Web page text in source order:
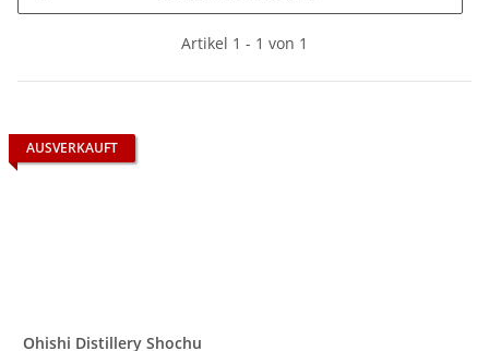
Artikel 1 - 1 von 1
AUSVERKAUFT
Ohishi Distillery Shochu